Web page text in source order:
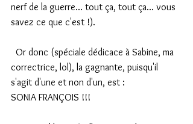
nerf de la guerre... tout ça, tout ça... vous
savez ce que c'est !).
correctrice, lol), la gagnante, puisqu'il
s'agit d'une et non d'un, est :
SONIA FRANÇOIS !!!